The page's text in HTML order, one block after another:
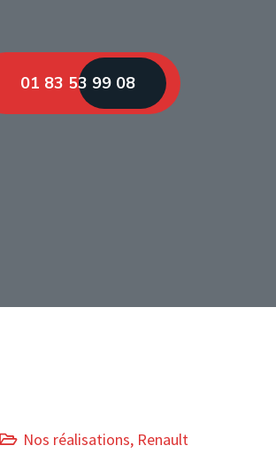
01 83 53 99 08
Nos réalisations, Renault